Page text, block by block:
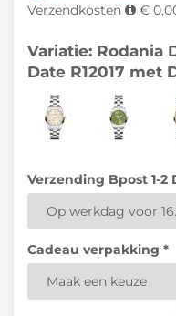
Verzendkosten
€
Variatie: Rodania
Date R12017 met
Verzending Bpost 1-2
Cadeau verpakking *